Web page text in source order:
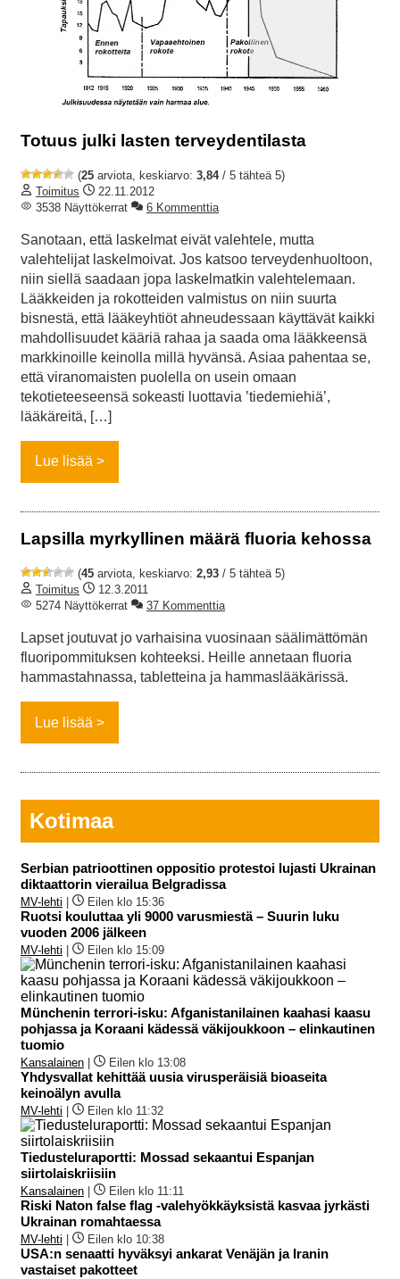
Totuus julki lasten terveydentilasta
(25 arviota, keskiarvo: 3,84/ 5 tähteä 5)
Toimitus
22.11.2012
3538 Näyttökerrat
6 Kommenttia
Sanotaan, että laskelmat eivät valehtele, mutta
valehtelijat laskelmoivat. Jos katsoo terveydenhuoltoon,
niin siellä saadaan jopa laskelmatkin valehtelemaan.
Lääkkeiden ja rokotteiden valmistus on niin suurta
bisnestä, että lääkeyhtiöt ahneudessaan käyttävät kaikki
mahdollisuudet kääriä rahaa ja saada oma lääkkeensä
markkinoille keinolla millä hyvänsä. Asiaa pahentaa se,
että viranomaisten puolella on usein omaan
tekotieteeseensä sokeasti luottavia ’tiedemiehiä’,
lääkäreitä, […]
Lue lisää
Lapsilla myrkyllinen määrä fluoria kehossa
(45 arviota, keskiarvo: 2,93 / 5 tähteä 5)
Toimitus
12.3.2011
5274 Näyttökerrat
37 Kommenttia
Lapset joutuvat jo varhaisina vuosinaan säälimättömän
fluoripommituksen kohteeksi. Heille annetaan fluoria
hammastahnassa, tabletteina ja hammaslääkärissä.
Lue lisää
Kotimaa
Serbian patrioottinen oppositio protestoi lujasti Ukrainan
diktaattorin vierailua Belgradissa
MV-lehti Eilen klo 15:36
Ruotsi kouluttaa yli 9000 varusmiestä – Suurin luku
vuoden 2006 jälkeen
MV-lehti Eilen klo 15:09
Münchenin terrori-isku: Afganistanilainen kaahasi kaasu
pohjassa ja Koraani kädessä väkijoukkoon – elinkautinen
tuomio
Kansalainen Eilen klo 13:08
Yhdysvallat kehittää uusia virusperäisiä bioaseita
keinoälyn avulla
MV-lehti Eilen klo 11:32
Tiedusteluraportti: Mossad sekaantui Espanjan
siirtolaiskriisiin
Kansalainen Eilen klo 11:11
Riski Naton false flag -valehyökkäyksistä kasvaa jyrkästi
Ukrainan romahtaessa
MV-lehti Eilen klo 10:38
USA:n senaatti hyväksyi ankarat Venäjän ja Iranin
vastaiset pakotteet